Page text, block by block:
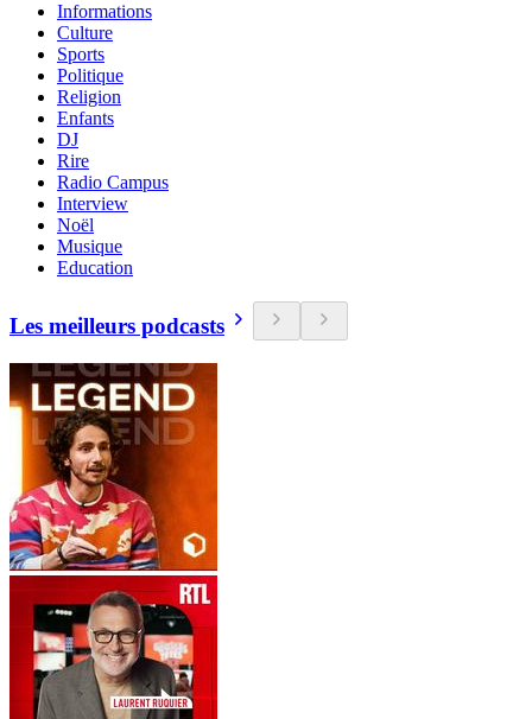
Informations
Culture
Sports
Politique
Religion
Enfants
DJ
Rire
Radio Campus
Interview
Noël
Musique
Education
Les meilleurs podcasts